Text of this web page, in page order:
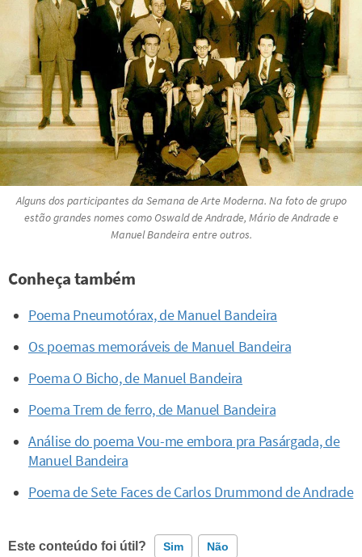
Alguns dos participantes da Semana de Arte Moderna. Na foto de grupo
estão grandes nomes como Oswald de Andrade, Mário de Andrade e
Manuel Bandeira entre outros.
Conheça também
Poema Pneumotórax, de Manuel Bandeira
Os poemas memoráveis de Manuel Bandeira
Poema O Bicho, de Manuel Bandeira
Poema Trem de ferro, de Manuel Bandeira
Análise do poema Vou-me embora pra Pasárgada, de
Manuel Bandeira
Poema de Sete Faces de Carlos Drummond de Andrade
Este conteúdo foi útil? Sim Não